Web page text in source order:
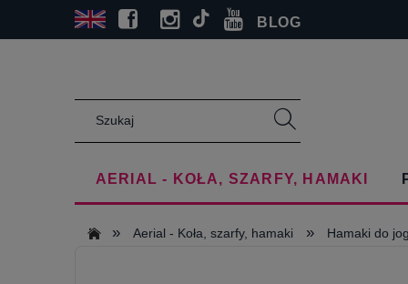
BLOG
AERIAL - KOŁA, SZARFY, HAMAKI
» Aerial - Koła, szarfy, hamaki » Hamaki do